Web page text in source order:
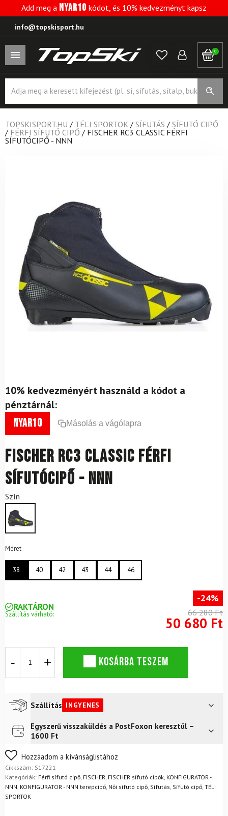
Add meg a NYAR10 kódot, és 10% kedvezményt kapsz
info@topskisport.hu
0
search
TOPSKISPORT.HU / TÉLI SPORTOK / SÍFUTÁS / SÍFUTÓ CIPŐ
/ FÉRFI SÍFUTÓ CIPŐ / FISCHER RC3 CLASSIC FÉRFI
SÍFUTÓCIPŐ - NNN
10% kedvezményért használd a kódot a
pénztárnál:
nyar10 Másolás a vágólapra
FISCHER RC3 Classic férfi
sífutócipő - NNN
Szín
Méret
38 40 42 43 44 46
RAKTÁRON
Szállítás várható:
-24%
66 280 Ft
50 680 Ft
RC3
mennyiség
KOSÁRBA TESZEM
Szállítás INGYENES
Futár a címreIngyenes
FoxPost
Egyszerű visszaküldés a PostFoxon keresztül –
1600 Ft
Nem biztos a választásában? Semmi gond – a terméket
egyszerűen visszaküldheti 14 napon belül, indoklás nélkül.
Mik a visszaküldés feltételei?
Hozzáadom a kívánságlistához
Cikkszám: S17221
Kategóriák: Férfi sífutó cipő FISCHER FISCHER sífutó cipők KONFIGURATOR -
NNN KONFIGURATOR - NNN terepcipő Női sífutó cipő Sífutás Sífutó cipő TÉLI
SPORTOK